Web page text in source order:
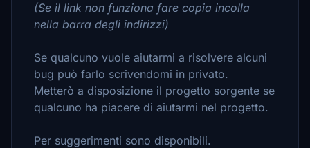
(Se il link non funziona fare copia incolla
nella barra degli indirizzi)
Se qualcuno vuole aiutarmi a risolvere alcuni
bug può farlo scrivendomi in privato.
Metterò a disposizione il progetto sorgente se
qualcuno ha piacere di aiutarmi nel progetto.
Per suggerimenti sono disponibili.